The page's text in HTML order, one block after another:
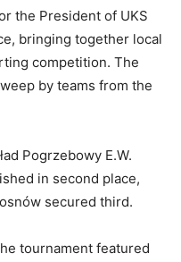
the President of UKS
bringing together local
competition. The
by teams from the
Pogrzebowy E.W.
in second place,
secured third.
tournament featured